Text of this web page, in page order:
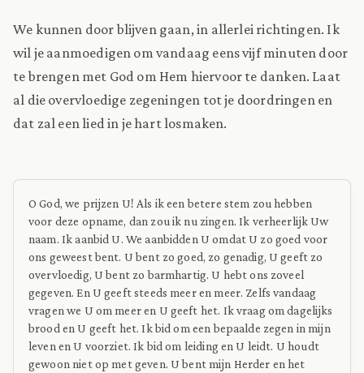
We kunnen door blijven gaan, in allerlei richtingen. Ik
wil je aanmoedigen om vandaag eens vijf minuten door
te brengen met God om Hem hiervoor te danken. Laat
al die overvloedige zegeningen tot je doordringen en
dat zal een lied in je hart losmaken.
O God, we prijzen U! Als ik een betere stem zou hebben
voor deze opname, dan zou ik nu zingen. Ik verheerlijk Uw
naam. Ik aanbid U. We aanbidden U omdat U zo goed voor
ons geweest bent. U bent zo goed, zo genadig, U geeft zo
overvloedig, U bent zo barmhartig. U hebt ons zoveel
gegeven. En U geeft steeds meer en meer. Zelfs vandaag
vragen we U om meer en U geeft het. Ik vraag om dagelijks
brood en U geeft het. Ik bid om een bepaalde zegen in mijn
leven en U voorziet. Ik bid om leiding en U leidt. U houdt
gewoon niet op met geven. U bent mijn Herder en het